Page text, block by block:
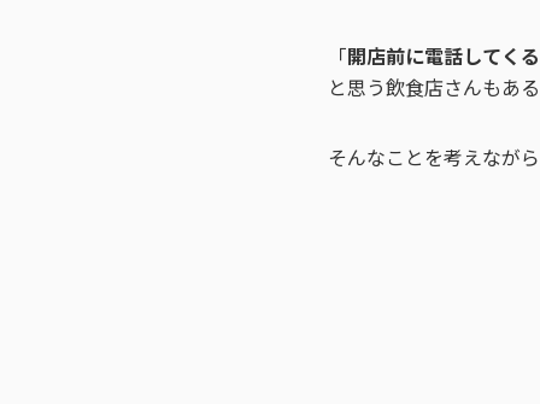
「開店前に電話してく
と思う飲食店さんもあ
そんなことを考えなが